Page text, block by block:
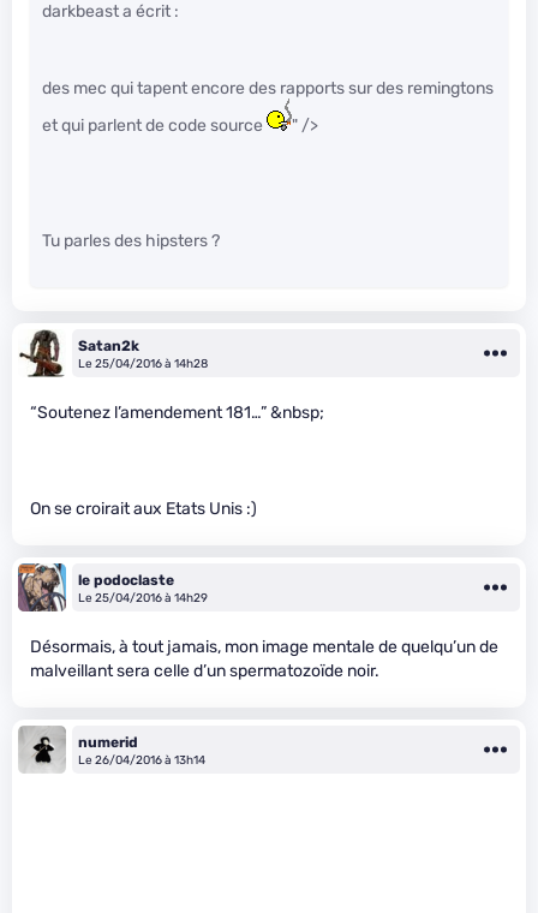
darkbeast a écrit :
des mec qui tapent encore des rapports sur des remingtons
et qui parlent de code source
" />
Tu parles des hipsters ?
Satan2k
Le 25/04/2016 à 14h28
“Soutenez l’amendement 181…” &nbsp;
On se croirait aux Etats Unis :)
le podoclaste
Le 25/04/2016 à 14h29
Désormais, à tout jamais, mon image mentale de quelqu’un de
malveillant sera celle d’un spermatozoïde noir.
numerid
Le 26/04/2016 à 13h14